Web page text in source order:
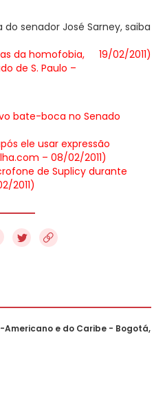
senador José Sarney, saiba
da homofobia,
de S. Paulo –
19/02/2011)
bate-boca no Senado
ele usar expressão
– 08/02/2011)
de Suplicy durante
2011)
Americano e do Caribe - Bogotá,